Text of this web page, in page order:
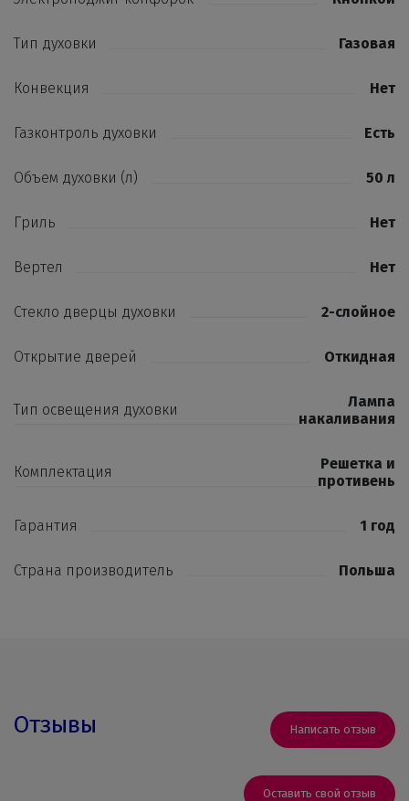
Тип духовки Газовая
Конвекция Нет
Газконтроль духовки Есть
Объем духовки (л) 50 л
Гриль Нет
Вертел Нет
Стекло дверцы духовки 2-слойное
Открытие дверей Откидная
Тип освещения духовки
Лампа
накаливания
Комплектация
Решетка и
противень
Гарантия 1 год
Страна производитель Польша
Отзывы Написать отзыв
Оставить свой отзыв